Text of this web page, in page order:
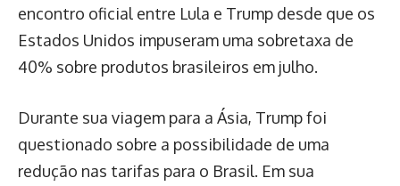
encontro oficial entre Lula e Trump desde que os
Estados Unidos impuseram uma sobretaxa de
40% sobre produtos brasileiros em julho.
Durante sua viagem para a Ásia, Trump foi
questionado sobre a possibilidade de uma
redução nas tarifas para o Brasil. Em sua